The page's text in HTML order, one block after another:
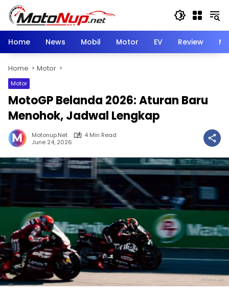
Skip
content
Home
News Mobil Motor EV Review
Home Motor
Motor
MotoGP Belanda 2026: Aturan Baru
Menohok, Jadwal Lengkap
Motonup.net
4 Min Read
June 24, 2026